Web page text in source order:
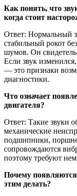
Как понять, что
когда стоит
Ответ: Нормальный
стабильный рокот
шумов. Он
Если звук
— это признаки
диагностики.
Что означает
двигателя?
Ответ: Такие звуки
механические
подшипники,
сопровождаются
поэтому требуют
Почему появляются
этим делать?